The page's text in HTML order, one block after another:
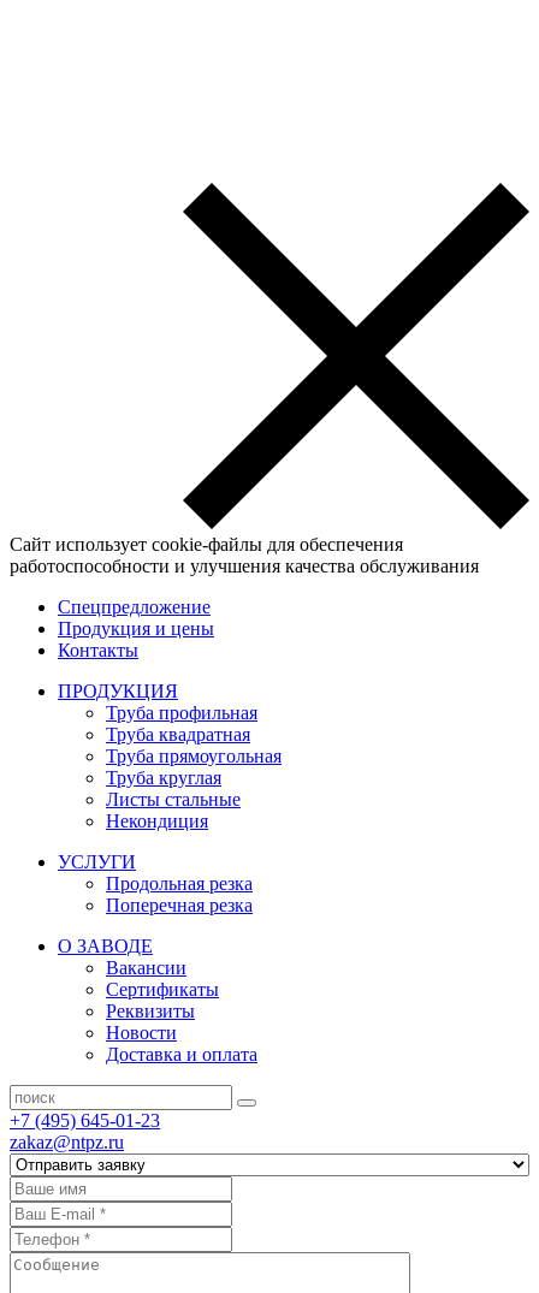
Сайт использует cookie-файлы для обеспечения
работоспособности и улучшения качества обслуживания
Спецпредложение
Продукция и цены
Контакты
ПРОДУКЦИЯ
Труба профильная
Труба квадратная
Труба прямоугольная
Труба круглая
Листы стальные
Некондиция
УСЛУГИ
Продольная резка
Поперечная резка
О ЗАВОДЕ
Вакансии
Сертификаты
Реквизиты
Новости
Доставка и оплата
+7 (495) 645-01-23
zakaz@ntpz.ru